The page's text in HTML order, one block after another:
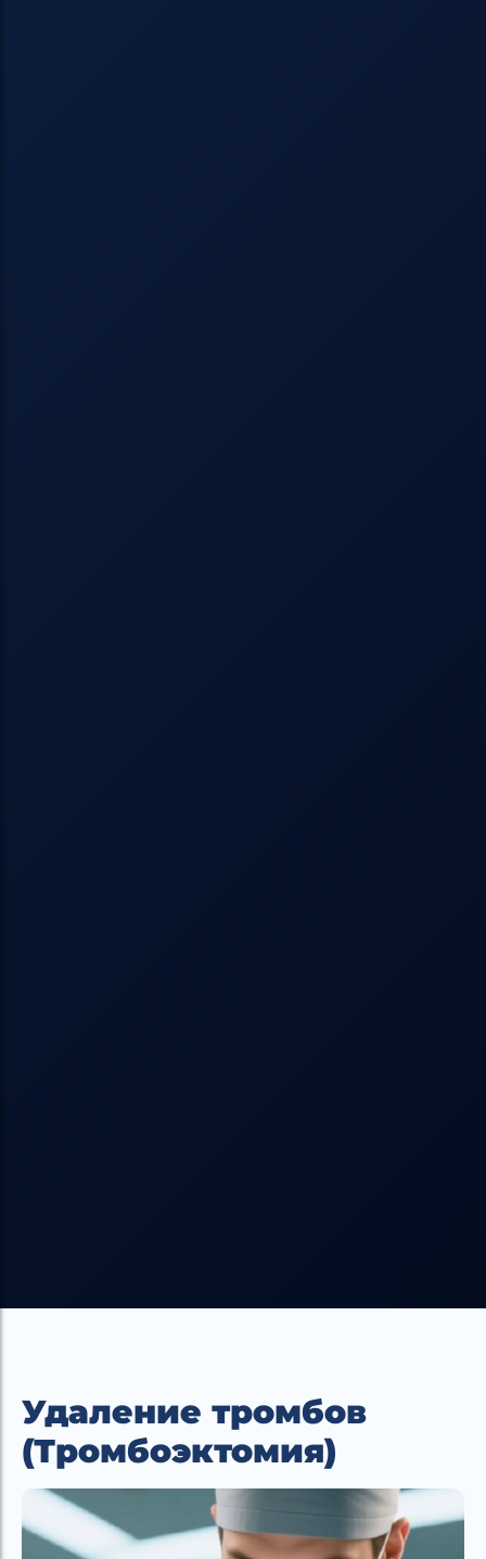
Удаление тромбов
(Тромбоэктомия)